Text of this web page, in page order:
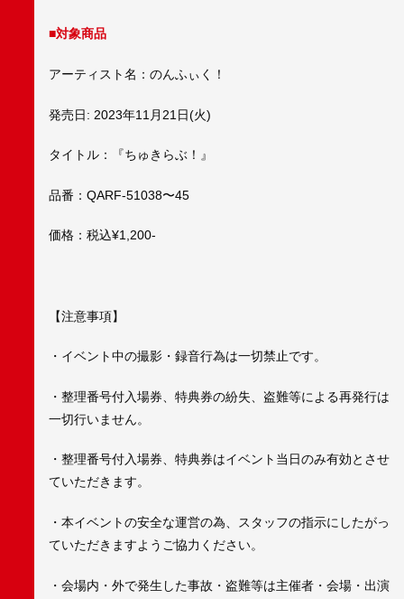
■対象商品
アーティスト名：のんふぃく！
発売日: 2023年11月21日(火)
タイトル：『ちゅきらぶ！』
品番：QARF-51038〜45
価格：税込¥1,200-
【注意事項】
・イベント中の撮影・録音行為は一切禁止です。
・整理番号付入場券、特典券の紛失、盗難等による再発行は
一切行いません。
・整理番号付入場券、特典券はイベント当日のみ有効とさせ
ていただきます。
・本イベントの安全な運営の為、スタッフの指示にしたがっ
ていただきますようご協力ください。
・会場内・外で発生した事故・盗難等は主催者・会場・出演